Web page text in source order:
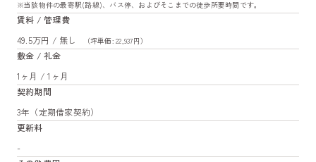
※当該物件の最寄駅(路線)、バス停、およびそこまでの徒歩所要時間です。
賃料 / 管理費
49.5万円 / 無し
（坪単価: 22,937円）
敷金 / 礼金
1ヶ月 / 1ヶ月
契約期間
3年（定期借家契約）
更新料
-